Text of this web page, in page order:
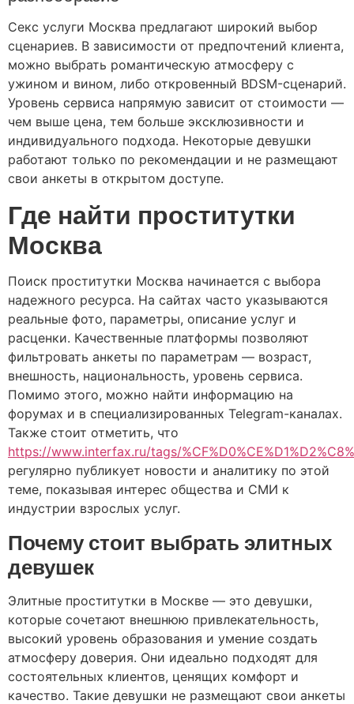
Секс услуги Москва предлагают широкий выбор
сценариев. В зависимости от предпочтений клиента,
можно выбрать романтическую атмосферу с
ужином и вином, либо откровенный BDSM-сценарий.
Уровень сервиса напрямую зависит от стоимости —
чем выше цена, тем больше эксклюзивности и
индивидуального подхода. Некоторые девушки
работают только по рекомендации и не размещают
свои анкеты в открытом доступе.
Где найти проститутки
Москва
Поиск проститутки Москва начинается с выбора
надежного ресурса. На сайтах часто указываются
реальные фото, параметры, описание услуг и
расценки. Качественные платформы позволяют
фильтровать анкеты по параметрам — возраст,
внешность, национальность, уровень сервиса.
Помимо этого, можно найти информацию на
форумах и в специализированных Telegram-каналах.
Также стоит отметить, что
https://www.interfax.ru/tags/
регулярно публикует новости и аналитику по этой
теме, показывая интерес общества и СМИ к
индустрии взрослых услуг.
Почему стоит выбрать элитных
девушек
Элитные проститутки в Москве — это девушки,
которые сочетают внешнюю привлекательность,
высокий уровень образования и умение создать
атмосферу доверия. Они идеально подходят для
состоятельных клиентов, ценящих комфорт и
качество. Такие девушки не размещают свои анкеты